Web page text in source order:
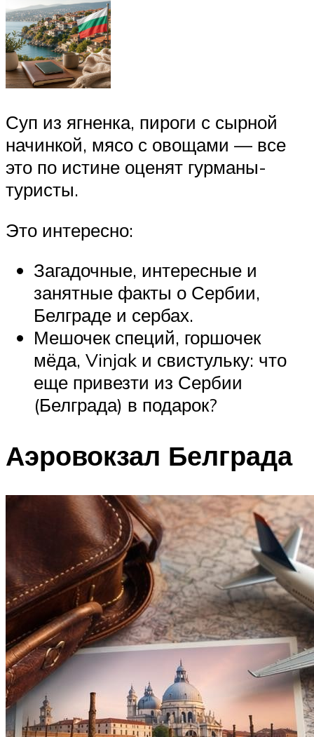
Суп из ягненка, пироги с сырной
начинкой, мясо с овощами — все
это по истине оценят гурманы-
туристы.
Это интересно:
Загадочные, интересные и
занятные факты о Сербии,
Белграде и сербах.
Мешочек специй, горшочек
мёда, Vinjak и свистульку: что
еще привезти из Сербии
(Белграда) в подарок?
Аэровокзал Белграда